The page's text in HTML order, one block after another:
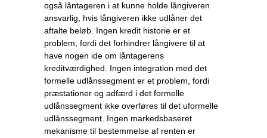
også låntageren i at kunne holde långiveren
ansvarlig, hvis långiveren ikke udlåner det
aftalte beløb. Ingen kredit historie er et
problem, fordi det forhindrer långivere til at
have nogen ide om låntagerens
kreditværdighed. Ingen integration med det
formelle udlånssegment er et problem, fordi
præstationer og adfærd i det formelle
udlånssegment ikke overføres til det uformelle
udlånssegment. Ingen markedsbaseret
mekanisme til bestemmelse af renten er